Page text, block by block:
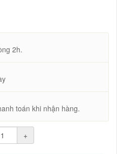
2h.
toán khi nhận hàng.
+